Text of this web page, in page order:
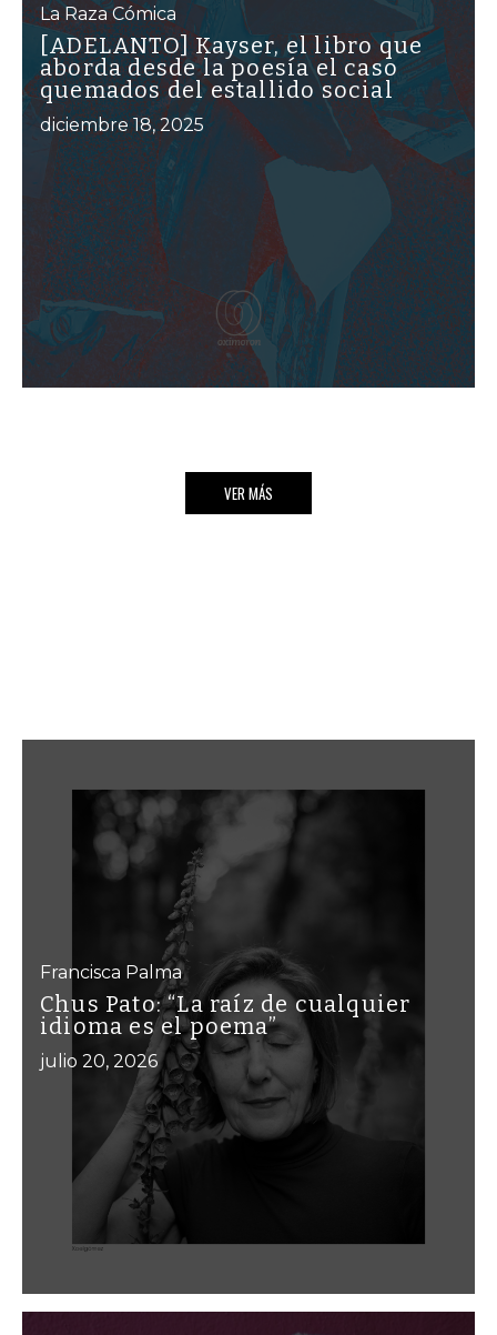
La Raza Cómica
[ADELANTO] Kayser, el libro que
aborda desde la poesía el caso
quemados del estallido social
diciembre 18, 2025
VER MÁS
Francisca Palma
Chus Pato: “La raíz de cualquier
idioma es el poema”
julio 20, 2026